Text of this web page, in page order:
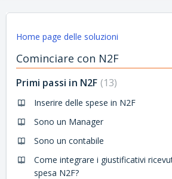
Home page delle soluzioni
Cominciare con N2F
Primi passi in N2F 13
Inserire delle spese in N2F
Sono un Manager
Sono un contabile
Come integrare i giustificativi
spesa N2F?